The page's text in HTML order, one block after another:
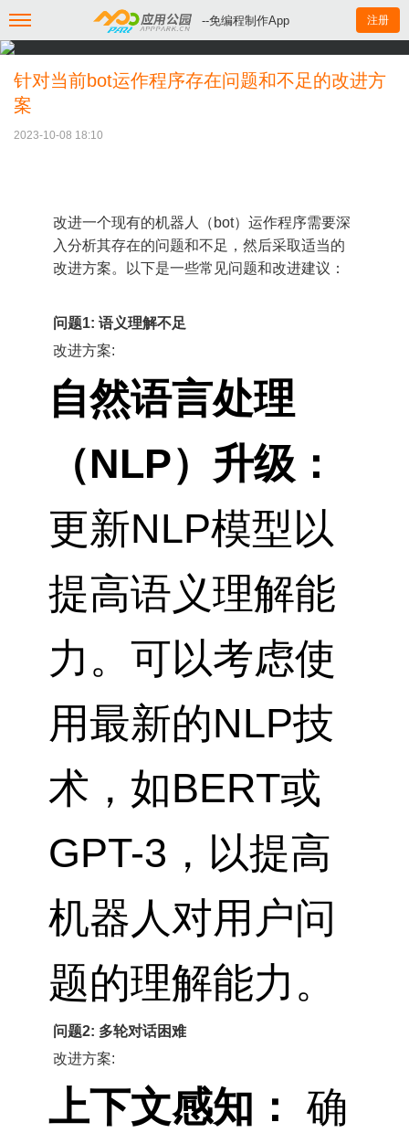
--免编程制作App 注册
针对当前bot运作程序存在问题和不足的改进方
案
2023-10-08 18:10
改进一个现有的机器人（bot）运作程序需要深
入分析其存在的问题和不足，然后采取适当的
改进方案。以下是一些常见问题和改进建议：
问题1: 语义理解不足
改进方案:
自然语言处理
（NLP）升级：
更新NLP模型以
提高语义理解能
力。可以考虑使
用最新的NLP技
术，如BERT或
GPT-3，以提高
机器人对用户问
题的理解能力。
问题2: 多轮对话困难
改进方案:
上下文感知：
确